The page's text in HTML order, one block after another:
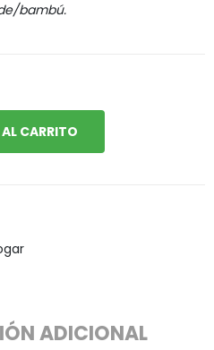
bambú.
CARRITO
ADICIONAL